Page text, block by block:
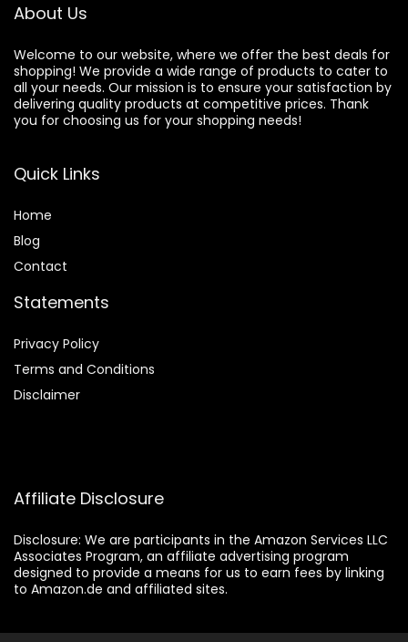
About Us
Welcome to our website, where we offer the best deals for
shopping! We provide a wide range of products to cater to
all your needs. Our mission is to ensure your satisfaction by
delivering quality products at competitive prices. Thank
you for choosing us for your shopping needs!
Quick Links
Home
Blog
Contact
Statements
Privacy Policy
Terms and Conditions
Disclaimer
Affiliate Disclosure
Disclosure: We are participants in the Amazon Services LLC
Associates Program, an affiliate advertising program
designed to provide a means for us to earn fees by linking
to Amazon.de and affiliated sites.